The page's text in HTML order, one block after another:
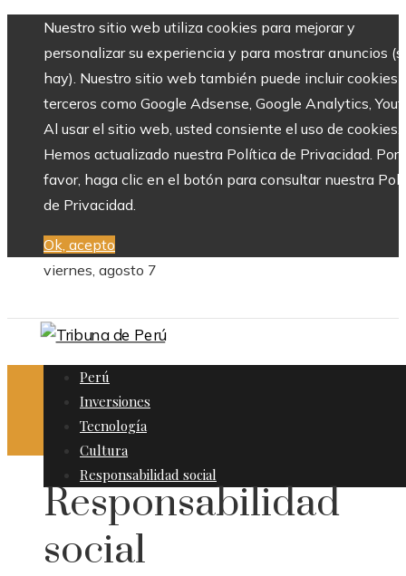
Nuestro sitio web utiliza cookies para mejorar y
personalizar su experiencia y para mostrar anuncios
hay). Nuestro sitio web también puede incluir cookies
terceros como Google Adsense, Google Analytics,
Al usar el sitio web, usted consiente el uso de cookies.
Hemos actualizado nuestra Política de Privacidad. Por
favor, haga clic en el botón para consultar nuestra
de Privacidad.
Ok, acepto
viernes, agosto 7
Perú
Inversiones
Tecnología
Cultura
Responsabilidad social
Responsabilidad
social